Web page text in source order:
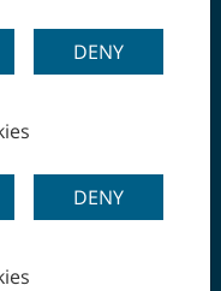
完工
DENY
DENY